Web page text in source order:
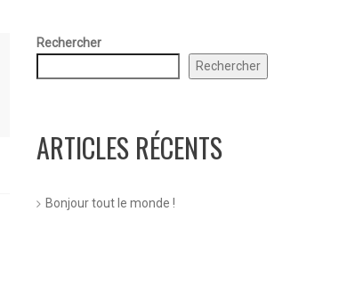
Rechercher
Rechercher
ARTICLES RÉCENTS
Bonjour tout le monde !